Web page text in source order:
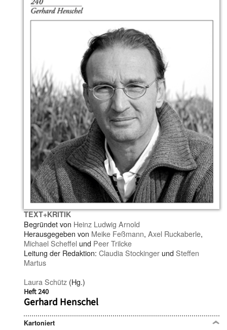
TEXT+KRITIK
Begründet von Heinz Ludwig Arnold
Herausgegeben von Meike Feßmann, Axel Ruckaberle,
Michael Scheffel und Peer Trilcke
Leitung der Redaktion: Claudia Stockinger undSteffen
Martus
Laura Schütz (Hg.)
Heft 240
Gerhard Henschel
Kartoniert